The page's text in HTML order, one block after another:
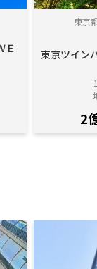
Ｅ
東京
東京ツイン
2